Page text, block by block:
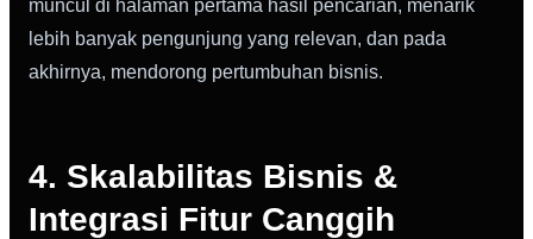
muncul di halaman pertama hasil pencarian, menarik
lebih banyak pengunjung yang relevan, dan pada
akhirnya, mendorong pertumbuhan bisnis.
4. Skalabilitas Bisnis &
Integrasi Fitur Canggih